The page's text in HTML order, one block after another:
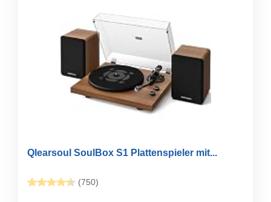
Qlearsoul SoulBox S1 Plattenspieler mit...
(750)